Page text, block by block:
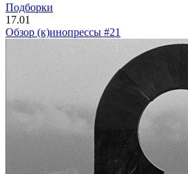
Подборки
17.01
Обзор (к)инопрессы #21